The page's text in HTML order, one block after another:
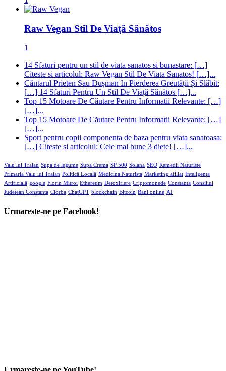
Raw Vegan Stil De Viață Sănătos
1
14 Sfaturi pentru un stil de viata sanatos si bunastare: […]
Citeste si articolul: Raw Vegan Stil De Viata Sanatos! […]...
Cântarul Prieten Sau Dușman In Pierderea Greutății Și Slăbit:
[…] 14 Sfaturi Pentru Un Stil De Viață Sănătos […]...
Top 15 Motoare De Căutare Pentru Informatii Relevante: […]
[…]...
Top 15 Motoare De Căutare Pentru Informatii Relevante: […]
[…]...
Sport pentru copii componenta de baza pentru viata sanatoasa:
[…] Citeste si articolul: Cele mai bune 3 diete! […]...
Valu lui Traian Supa de legume Supa Crema SP 500 Solana SEO Remedii Naturiste
Primaria Valu lui Traian Politică Locală Medicina Naturista Marketing afiliat Inteligența
Artificială google Florin Mitroi Ethereum Detoxifiere Criptomonede Constanta Consiliul
Judetean Constanta Ciorba ChatGPT blockchain Bitcoin Bani online AI
Urmareste-ne pe Facebook!